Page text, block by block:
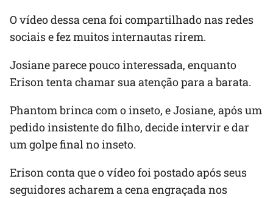
O vídeo dessa cena foi compartilhado nas redes
sociais e fez muitos internautas rirem.
Josiane parece pouco interessada, enquanto
Erison tenta chamar sua atenção para a barata.
Phantom brinca com o inseto, e Josiane, após um
pedido insistente do filho, decide intervir e dar
um golpe final no inseto.
Erison conta que o vídeo foi postado após seus
seguidores acharem a cena engraçada nos